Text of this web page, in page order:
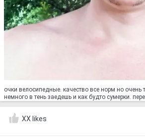
очки велосипедные. качество все норм но
немного в тень заедешь и как будто сумерки.
XX likes